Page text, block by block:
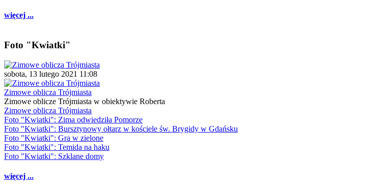
więcej ...
Foto "Kwiatki"
sobota, 13 lutego 2021 11:08
Zimowe oblicza Trójmiasta
Zimowe oblicze Trójmiasta w obiektywie Roberta
Zimowe oblicza Trójmiasta
Foto "Kwiatki": Zima odwiedziła Pomorze
Foto "Kwiatki": Bursztynowy ołtarz w kościele św. Brygidy w Gdańsku
Foto "Kwiatki": Gra w zielone
Foto "Kwiatki": Temida na haku
Foto "Kwiatki": Szklane domy
więcej ...